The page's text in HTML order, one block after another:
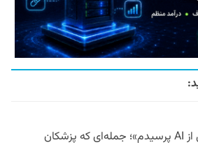
«اول از AI پرسیدم»؛ جمله‌ای که پزشکان